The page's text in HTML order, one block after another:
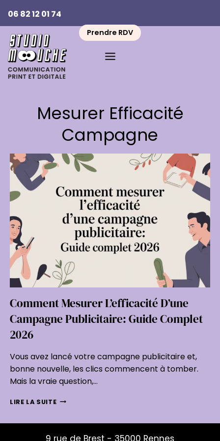
au06 82 12 01 74
Prendre RDV
Mesurer Efficacité
Campagne
Comment Mesurer L’efficacité D’une
Campagne Publicitaire: Guide Complet
2026
Vous avez lancé votre campagne publicitaire et,
bonne nouvelle, les clics commencent à tomber.
Mais la vraie question,…
LIRE LA SUITECOMMENT
CAMPAGNE
9 rue de Brest - 35000 Rennes